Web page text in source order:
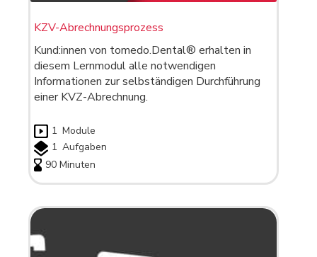
KZV-Abrechnungsprozess
Kund:innen von tomedo.Dental® erhalten in
diesem Lernmodul alle notwendigen
Informationen zur selbständigen Durchführung
einer KVZ-Abrechnung.
1 Module
1 Aufgaben
90 Minuten